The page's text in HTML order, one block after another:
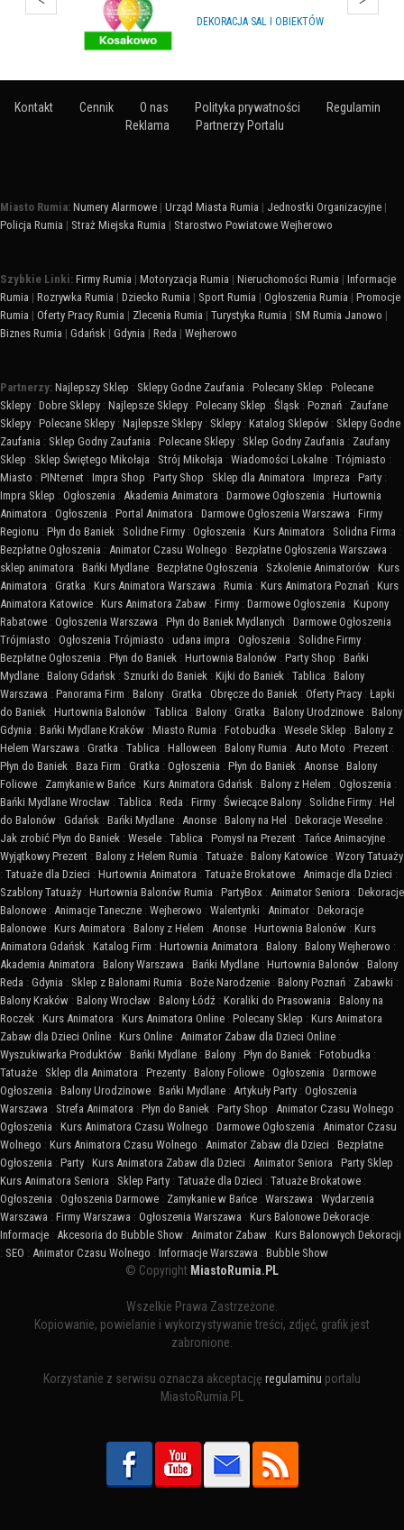
HURTOWNIE
Kontakt Cennik O nas Polityka prywatności
Regulamin
Reklama
Partnerzy Portalu
Miasto Rumia: Numery Alarmowe | Urząd Miasta Rumia | Jednostki Organizacyjne |
Policja Rumia | Straż Miejska Rumia | Starostwo Powiatowe Wejherowo
Szybkie Linki: Firmy Rumia | Motoryzacja Rumia | Nieruchomości Rumia | Informacje
Rumia | Rozrywka Rumia | Dziecko Rumia | Sport Rumia | Ogłoszenia Rumia | Promocje
Rumia | Oferty Pracy Rumia | Zlecenia Rumia | Turystyka Rumia | SM Rumia Janowo |
Biznes Rumia | Gdańsk | Gdynia | Reda | Wejherowo
Partnerzy: Najlepszy Sklep : Sklepy Godne Zaufania : Polecany Sklep : Polecane
Sklepy : Dobre Sklepy : Najlepsze Sklepy : Polecany Sklep : Śląsk : Poznań : Zaufane
Sklepy : Polecane Sklepy : Najlepsze Sklepy : Sklepy : Katalog Sklepów : Sklepy Godne
Zaufania : Sklep Godny Zaufania : Polecane Sklepy : Sklep Godny Zaufania : Zaufany
Sklep : Sklep Świętego Mikołaja : Strój Mikołaja : Wiadomości Lokalne : Trójmiasto :
Miasto : PINternet : Impra Shop : Party Shop : Sklep dla Animatora : Impreza : Party :
Impra Sklep : Ogłoszenia : Akademia Animatora : Darmowe Ogłoszenia : Hurtownia
Animatora : Ogłoszenia : Portal Animatora : Darmowe Ogłoszenia Warszawa : Firmy
Regionu : Płyn do Baniek : Solidne Firmy : Ogłoszenia : Kurs Animatora : Solidna Firma :
Bezpłatne Ogłoszenia : Animator Czasu Wolnego : Bezpłatne Ogłoszenia Warszawa :
sklep animatora : Bańki Mydlane : Bezpłatne Ogłoszenia : Szkolenie Animatorów : Kurs
Animatora : Gratka : Kurs Animatora Warszawa : Rumia : Kurs Animatora Poznań : Kurs
Animatora Katowice : Kurs Animatora Zabaw : Firmy : Darmowe Ogłoszenia : Kupony
Rabatowe : Ogłoszenia Warszawa : Płyn do Baniek Mydlanych : Darmowe Ogłoszenia
Trójmiasto : Ogłoszenia Trójmiasto : udana impra : Ogłoszenia : Solidne Firmy :
Bezpłatne Ogłoszenia : Płyn do Baniek : Hurtownia Balonów : Party Shop : Bańki
Mydlane : Balony Gdańsk : Sznurki do Baniek : Kijki do Baniek : Tablica : Balony
Warszawa : Panorama Firm : Balony : Gratka : Obręcze do Baniek : Oferty Pracy : Łapki
do Baniek : Hurtownia Balonów : Tablica : Balony : Gratka : Balony Urodzinowe : Balony
Gdynia : Bańki Mydlane Kraków : Miasto Rumia : Fotobudka : Wesele Sklep : Balony z
Helem Warszawa : Gratka : Tablica : Halloween : Balony Rumia : Auto Moto : Prezent :
Płyn do Baniek : Baza Firm : Gratka : Ogłoszenia : Płyn do Baniek : Anonse : Balony
Foliowe : Zamykanie w Bańce : Kurs Animatora Gdańsk : Balony z Helem : Ogłoszenia :
Bańki Mydlane Wrocław : Tablica : Reda : Firmy : Świecące Balony : Solidne Firmy : Hel
do Balonów : Gdańsk : Bańki Mydlane : Anonse : Balony na Hel : Dekoracje Weselne :
Jak zrobić Płyn do Baniek : Wesele : Tablica : Pomysł na Prezent : Tańce Animacyjne :
Wyjątkowy Prezent : Balony z Helem Rumia : Tatuaże : Balony Katowice : Wzory Tatuaży
: Tatuaże dla Dzieci : Hurtownia Animatora : Tatuaże Brokatowe : Animacje dla Dzieci :
Szablony Tatuaży : Hurtownia Balonów Rumia : PartyBox : Animator Seniora : Dekoracje
Balonowe : Animacje Taneczne : Wejherowo : Walentynki : Animator : Dekoracje
Balonowe : Kurs Animatora : Balony z Helem : Anonse : Hurtownia Balonów : Kurs
Animatora Gdańsk : Katalog Firm : Hurtownia Animatora : Balony : Balony Wejherowo :
Akademia Animatora : Balony Warszawa : Bańki Mydlane : Hurtownia Balonów : Balony
Reda : Gdynia : Sklep z Balonami Rumia : Boże Narodzenie : Balony Poznań : Zabawki :
Balony Kraków : Balony Wrocław : Balony Łódź : Koraliki do Prasowania : Balony na
Roczek : Kurs Animatora : Kurs Animatora Online : Polecany Sklep : Kurs Animatora
Zabaw dla Dzieci Online : Kurs Online : Animator Zabaw dla Dzieci Online :
Wyszukiwarka Produktów : Bańki Mydlane : Balony : Płyn do Baniek : Fotobudka :
Tatuaże : Sklep dla Animatora : Prezenty : Balony Foliowe : Ogłoszenia : Darmowe
Ogłoszenia : Balony Urodzinowe : Bańki Mydlane : Artykuły Party : Ogłoszenia
Warszawa : Strefa Animatora : Płyn do Baniek : Party Shop : Animator Czasu Wolnego :
Ogłoszenia : Kurs Animatora Czasu Wolnego : Darmowe Ogłoszenia : Animator Czasu
Wolnego : Kurs Animatora Czasu Wolnego : Animator Zabaw dla Dzieci : Bezpłatne
Ogłoszenia : Party : Kurs Animatora Zabaw dla Dzieci : Animator Seniora : Party Sklep :
Kurs Animatora Seniora : Sklep Party : Tatuaże dla Dzieci : Tatuaże Brokatowe :
Ogłoszenia : Ogłoszenia Darmowe : Zamykanie w Bańce : Warszawa : Wydarzenia
Warszawa : Firmy Warszawa : Ogłoszenia Warszawa : Kurs Balonowe Dekoracje :
Informacje : Akcesoria do Bubble Show : Animator Zabaw : Kurs Balonowych Dekoracji
: SEO : Animator Czasu Wolnego : Informacje Warszawa : Bubble Show
© Copyright MiastoRumia.PL
Wszelkie Prawa Zastrzeżone.
Kopiowanie, powielanie i wykorzystywanie treści, zdjęć, grafik jest
zabronione.
Korzystanie z serwisu oznacza akceptację regulaminu portalu
MiastoRumia.PL